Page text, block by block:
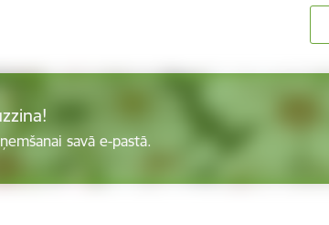
savā e-pastā.